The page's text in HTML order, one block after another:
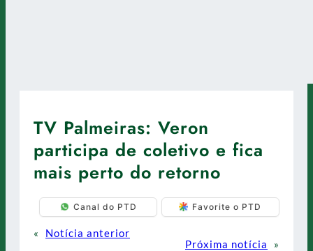
TV Palmeiras: Veron
participa de coletivo e fica
mais perto do retorno
Canal do PTD Favorite o PTD
«
Notícia anterior
Próxima notícia
»